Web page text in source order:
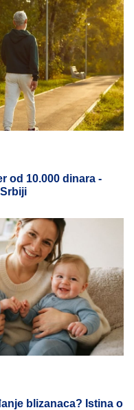
od 10.000 dinara -
blizanaca? Istina o